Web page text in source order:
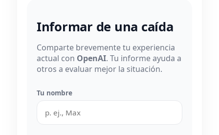
Informar de una caída
Comparte brevemente tu experiencia
actual con OpenAI. Tu informe ayuda a
otros a evaluar mejor la situación.
Tu nombre